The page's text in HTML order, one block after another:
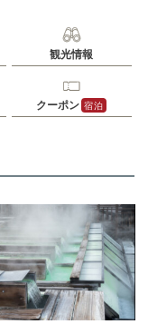
観光情報
クーポン 宿泊